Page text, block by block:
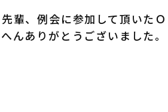
輩、例会に参加して頂いた
んありがとうございました。